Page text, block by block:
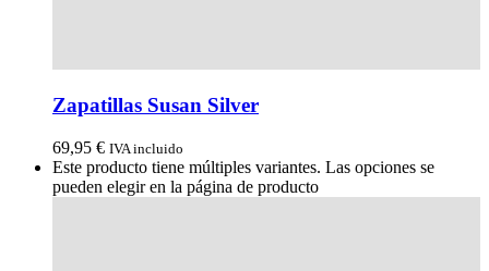
Zapatillas Susan Silver
69,95 € IVA incluido
Este producto tiene múltiples variantes. Las opciones se
pueden elegir en la página de producto